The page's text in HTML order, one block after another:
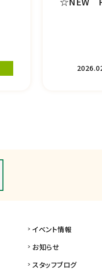
イベント情報
お知らせ
スタッフブログ